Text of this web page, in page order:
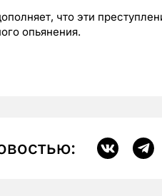
что эти
опьянения.